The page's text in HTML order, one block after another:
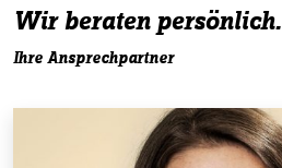
Wir beraten persönlich.
Ihre Ansprechpartner